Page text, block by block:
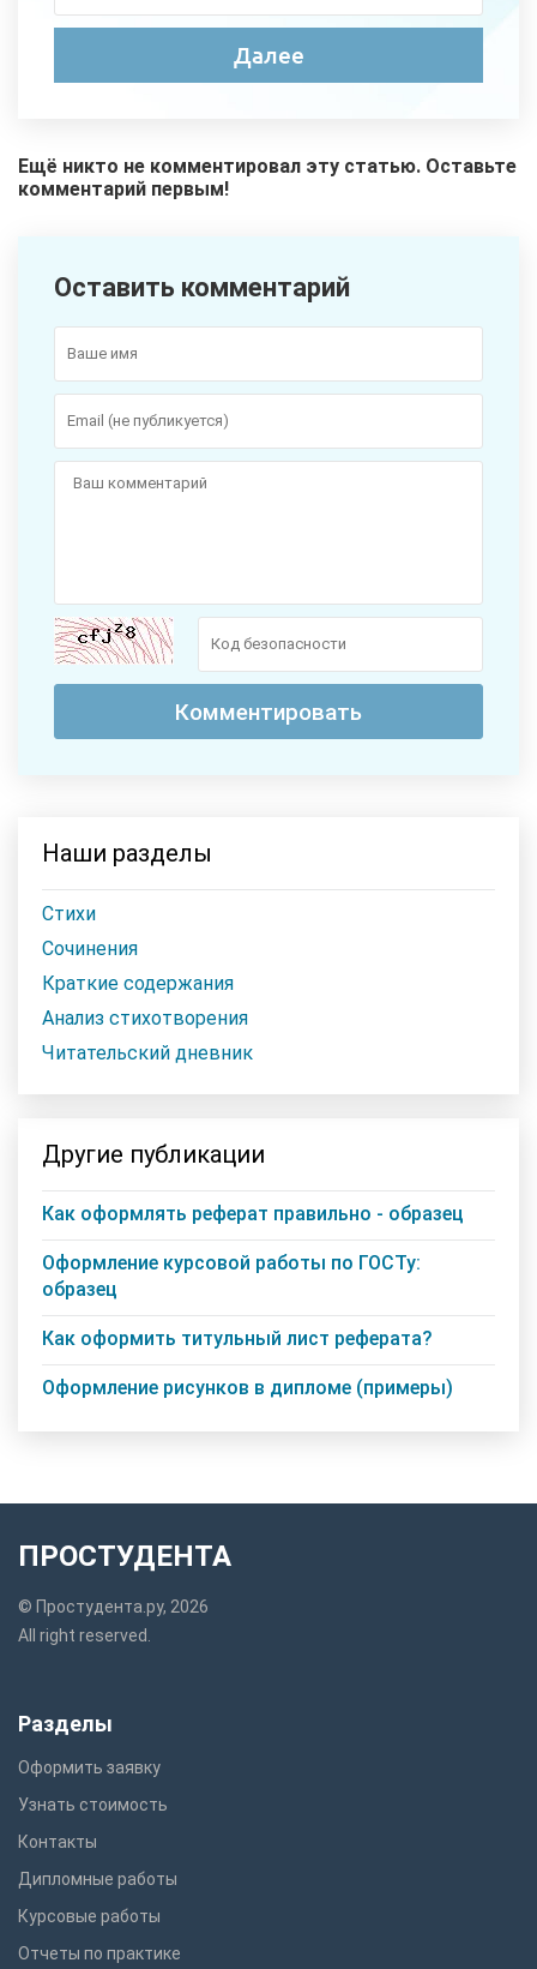
Ещё никто не комментировал эту статью. Оставьте
комментарий первым!
Оставить комментарий
Наши разделы
Стихи
Сочинения
Краткие содержания
Анализ стихотворения
Читательский дневник
Другие публикации
Как оформлять реферат правильно - образец
Оформление курсовой работы по ГОСТу:
образец
Как оформить титульный лист реферата?
Оформление рисунков в дипломе (примеры)
ПРОСТУДЕНТА
© Простудента.ру, 2026
All right reserved.
Разделы
Оформить заявку
Узнать стоимость
Контакты
Дипломные работы
Курсовые работы
Отчеты по практике